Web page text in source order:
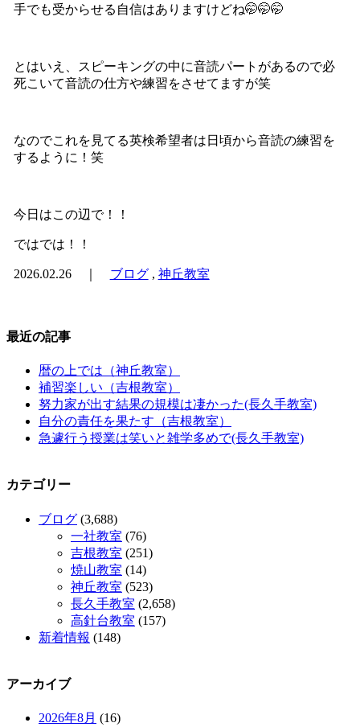
手でも受からせる自信はありますけどね🤭🤭🤭
とはいえ、スピーキングの中に音読パートがあるので必
死こいて音読の仕方や練習をさせてますが笑
なのでこれを見てる英検希望者は日頃から音読の練習を
するように！笑
今日はこの辺で！！
ではでは！！
2026.02.26 ｜ ブログ, 神丘教室
最近の記事
暦の上では（神丘教室）
補習楽しい（吉根教室）
努力家が出す結果の規模は凄かった(長久手教室)
自分の責任を果たす（吉根教室）
急遽行う授業は笑いと雑学多めで(長久手教室)
カテゴリー
ブログ (3,688)
一社教室 (76)
吉根教室 (251)
焼山教室 (14)
神丘教室 (523)
長久手教室 (2,658)
高針台教室 (157)
新着情報 (148)
アーカイブ
2026年8月 (16)